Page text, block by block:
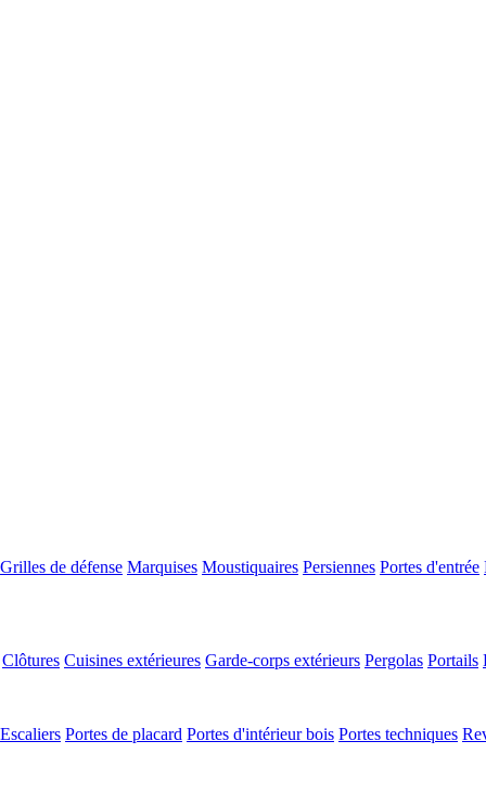
Grilles de défense Marquises Moustiquaires Persiennes Portes d'entrée
Clôtures Cuisines extérieures Garde-corps extérieurs Pergolas Portails
Escaliers Portes de placard Portes d'intérieur bois Portes techniques